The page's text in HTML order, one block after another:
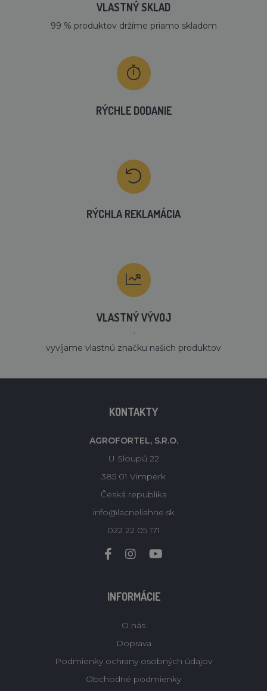
VLASTNÝ SKLAD
99 % produktov držíme priamo skladom
RÝCHLE DODANIE
RÝCHLA REKLAMÁCIA
VLASTNÝ VÝVOJ
´
vyvíjame vlastnú značku našich produktov
KONTAKTY
AGROFORTEL, S.R.O.
U Sloupů 22
385 01 Vimperk
Česká republika
info@lacneliahne.sk
022 22 05 171
INFORMÁCIE
O nás
Doprava
Podmienky ochrany osobných údajov
Obchodné podmienky